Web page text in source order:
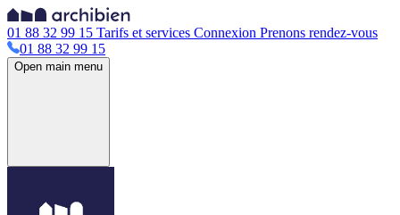
01 88 32 99 15 Tarifs et services Connexion Prenons rendez-vous
01 88 32 99 15
Open main menu